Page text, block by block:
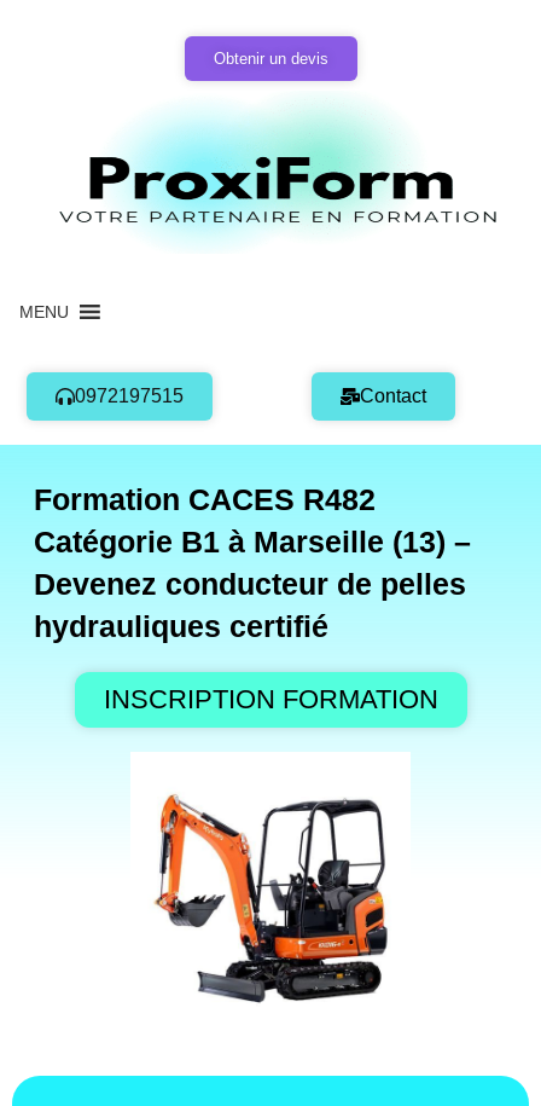
Obtenir un devis
MENU
0972197515 Contact
Formation CACES R482
Catégorie B1 à Marseille (13) –
Devenez conducteur de pelles
hydrauliques certifié
INSCRIPTION FORMATION